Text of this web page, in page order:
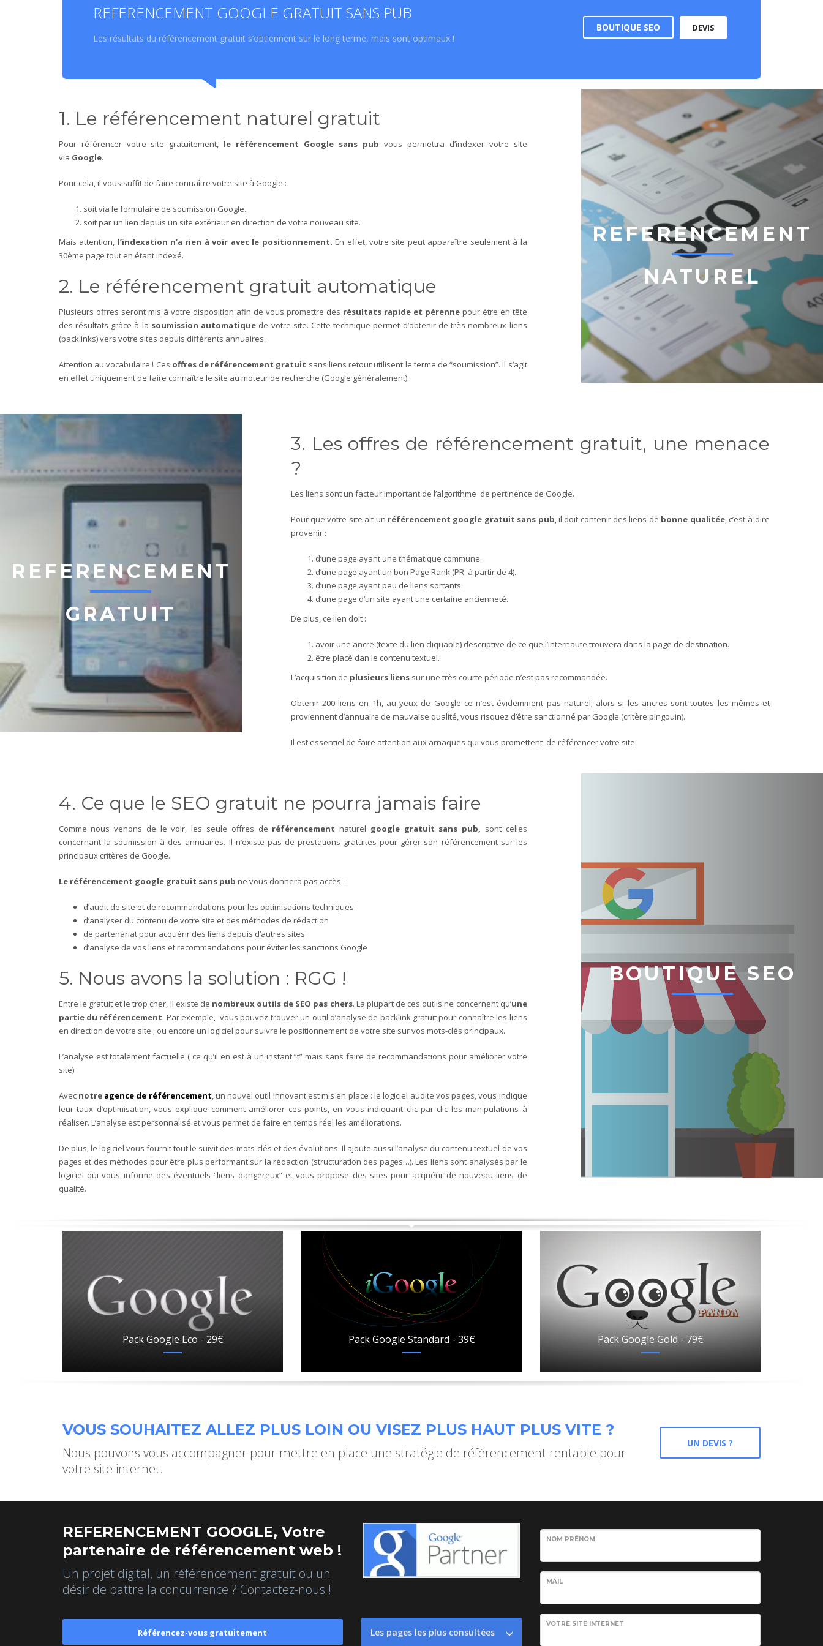
REFERENCEMENT GOOGLE GRATUIT SANS PUB
Les résultats du référencement gratuit s’obtiennent sur le long terme, mais sont optimaux !
BOUTIQUE SEO DEVIS
1. Le référencement naturel gratuit
Pour référencer votre site gratuitement, le référencement Google sans pub vous permettra d’indexer votre site
via Google.
Pour cela, il vous suffit de faire connaître votre site à Google :
soit via le formulaire de soumission Google.
soit par un lien depuis un site extérieur en direction de votre nouveau site.
Mais attention, l’indexation n’a rien à voir avec le positionnement.En effet, votre site peut apparaître seulement à la
30ème page tout en étant indexé.
2. Le référencement gratuit automatique
Plusieurs offres seront mis à votre disposition afin de vous promettre des résultats rapide et pérenne pour être en tête
des résultats grâce à la soumission automatique de votre site. Cette technique permet d’obtenir de très nombreux liens
(backlinks) vers votre sites depuis différents annuaires.
Attention au vocabulaire ! Ces offres de référencement gratuit sans liens retour utilisent le terme de “soumission”. Il s’agit
en effet uniquement de faire connaître le site au moteur de recherche (Google généralement).
REFERENCEMENT
NATUREL
REFERENCEMENT
GRATUIT
3. Les offres de référencement gratuit, une menace
?
Les liens sont un facteur important de l’algorithme de pertinence de Google.
Pour que votre site ait un référencement google gratuit sans pub, il doit contenir des liens de bonne qualitée, c’est-à-dire
provenir :
d’une page ayant une thématique commune.
d’une page ayant un bon Page Rank (PR à partir de 4).
d’une page ayant peu de liens sortants.
d’une page d’un site ayant une certaine ancienneté.
De plus, ce lien doit :
avoir une ancre (texte du lien cliquable) descriptive de ce que l’internaute trouvera dans la page de destination.
être placé dan le contenu textuel.
L’acquisition de plusieurs lienssur une très courte période n’est pas recommandée.
Obtenir 200 liens en 1h, au yeux de Google ce n’est évidemment pas naturel; alors si les ancres sont toutes les mêmes et
proviennent d’annuaire de mauvaise qualité, vous risquez d’être sanctionné par Google (critère pingouin).
Il est essentiel de faire attention aux arnaques qui vous promettent de référencer votre site.
4. Ce que le SEO gratuit ne pourra jamais faire
Comme nous venons de le voir, les seule offres de référencement naturel google gratuit sans pub, sont celles
concernant la soumission à des annuaires. Il n’existe pas de prestations gratuites pour gérer son référencement sur les
principaux critères de Google.
Le référencement google gratuit sans pub ne vous donnera pas accès :
d’audit de site et de recommandations pour les optimisations techniques
d’analyser du contenu de votre site et des méthodes de rédaction
de partenariat pour acquérir des liens depuis d’autres sites
d’analyse de vos liens et recommandations pour éviter les sanctions Google
5. Nous avons la solution : RGG !
Entre le gratuit et le trop cher, il existe de nombreux outils de SEO pas chers. La plupart de ces outils ne concernent qu’une
partie du référencement. Par exemple, vous pouvez trouver un outil d’analyse de backlink gratuit pour connaître les liens
en direction de votre site ; ou encore un logiciel pour suivre le positionnement de votre site sur vos mots-clés principaux.
L’analyse est totalement factuelle ( ce qu’il en est à un instant “t” mais sans faire de recommandations pour améliorer votre
site).
Avec notre agence de référencement, un nouvel outil innovant est mis en place : le logiciel audite vos pages, vous indique
leur taux d’optimisation, vous explique comment améliorer ces points, en vous indiquant clic par clic les manipulations à
réaliser. L’analyse est personnalisé et vous permet de faire en temps réel les améliorations.
De plus, le logiciel vous fournit tout le suivit des mots-clés et des évolutions. Il ajoute aussi l’analyse du contenu textuel de vos
pages et des méthodes pour être plus performant sur la rédaction (structuration des pages…). Les liens sont analysés par le
logiciel qui vous informe des éventuels “liens dangereux” et vous propose des sites pour acquérir de nouveau liens de
qualité.
BOUTIQUE SEO
Pack Google Eco - 29€ Pack Google Standard - 39€ Pack Google Gold - 79€
VOUS SOUHAITEZ ALLEZ PLUS LOIN OU VISEZ PLUS HAUT PLUS VITE ?
Nous pouvons vous accompagner pour mettre en place une stratégie de référencement rentable pour
votre site internet.
UN DEVIS ?
REFERENCEMENT GOOGLE, Votre
partenaire de référencement web !
Un projet digital, un référencement gratuit ou un
désir de battre la concurrence ? Contactez-nous !
Référencez-vous gratuitement Les pages les plus consultées
NOM PRÉNOM
MAIL
VOTRE SITE INTERNET